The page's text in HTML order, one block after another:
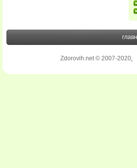
Zdorovih.net © 2007-2020